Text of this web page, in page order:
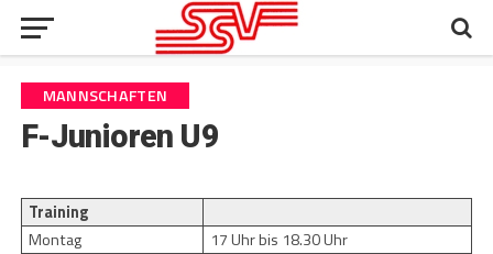
MANNSCHAFTEN
F-Junioren U9
Training
Montag
17 Uhr bis 18.30 Uhr